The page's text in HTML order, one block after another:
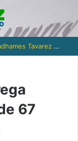
¡Con Presupuesto Pírrico a la Gloria! Radhames Tavarez y la Hazaña Dorada de la Natación Dominicana
67